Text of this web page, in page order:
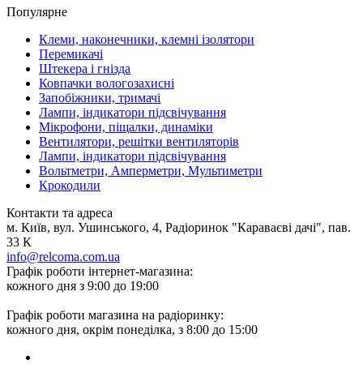
Популярне
Клеми, наконечники, клемні ізолятори
Перемикачі
Штекера і гнізда
Ковпачки вологозахисні
Запобіжники, тримачі
Лампи, індикатори підсвічування
Мікрофони, піщалки, динаміки
Вентилятори, решітки вентиляторів
Лампи, індикатори підсвічування
Вольтметри, Амперметри, Мультиметри
Крокодили
Контакти та адреса
м. Київ, вул. Ушинського, 4, Радіоринок "Караваєві дачі", пав.
33 К
info@relcoma.com.ua
Графік роботи інтернет-магазина:
кожного дня з 9:00 до 19:00
Графік роботи магазина на радіоринку:
кожного дня, окрім понеділка, з 8:00 до 15:00